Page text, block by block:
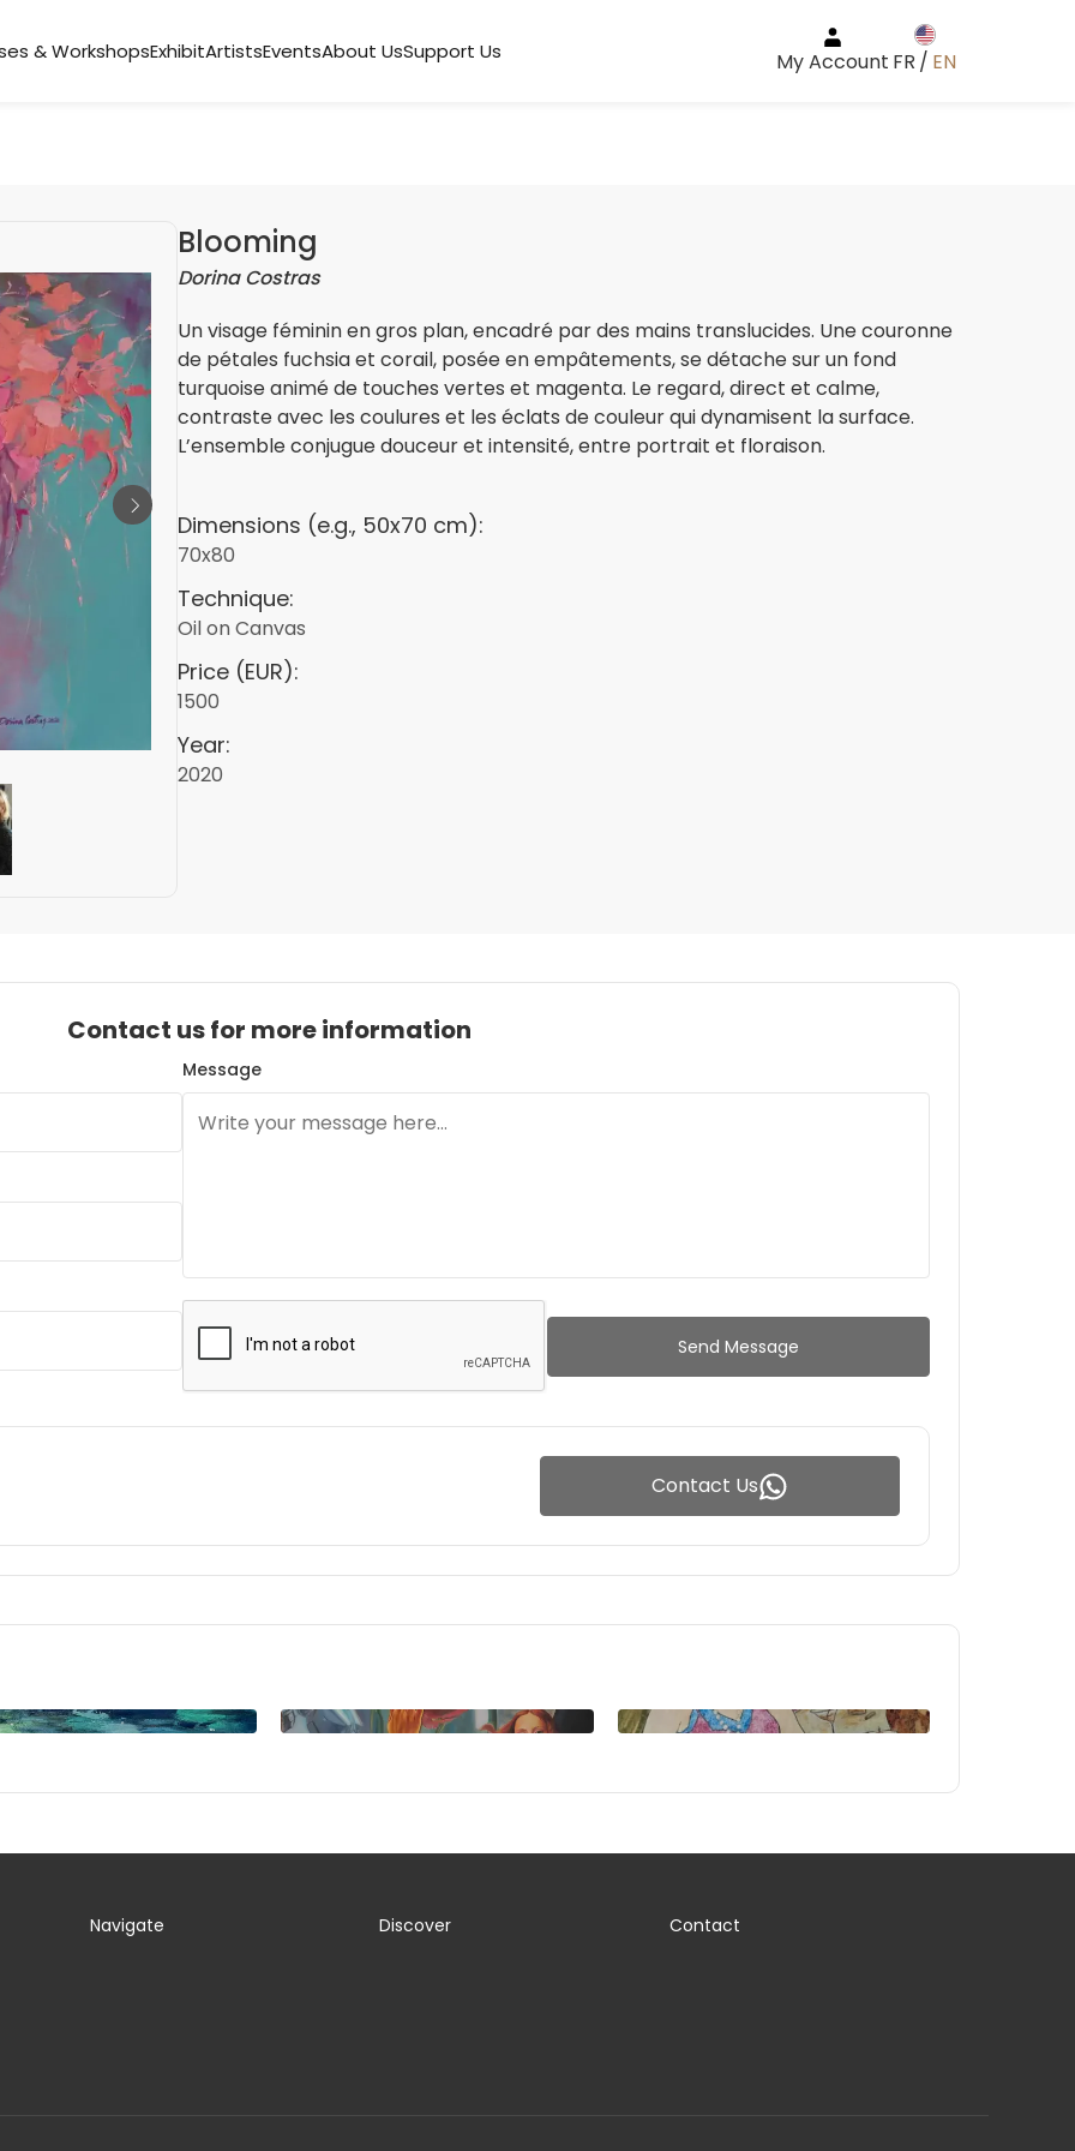
& WorkshopsExhibitArtistsEventsAbout UsSupport Us My Account FR / EN
Blooming
Dorina Costras
Un visage féminin en gros plan, encadré par des mains translucides. Une couronne
de pétales fuchsia et corail, posée en empâtements, se détache sur un fond
turquoise animé de touches vertes et magenta. Le regard, direct et calme,
contraste avec les coulures et les éclats de couleur qui dynamisent la surface.
L’ensemble conjugue douceur et intensité, entre portrait et floraison.
Dimensions (e.g., 50x70 cm):
70x80
Technique:
Oil on Canvas
Price (EUR):
1500
Year:
2020
Contact us for more information
Message
Send Message
Contact Us
Navigate Discover Contact